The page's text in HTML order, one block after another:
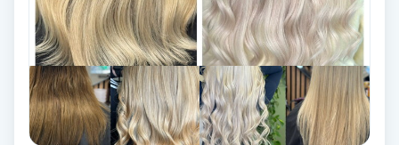
Eyeliner-tatuering
Face framing